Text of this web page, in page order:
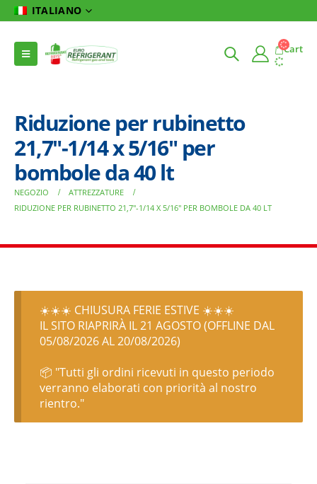
ITALIANO
Cart
Riduzione per rubinetto
21,7″-1/14 x 5/16″ per
bombole da 40 lt
NEGOZIO
ATTREZZATURE
RIDUZIONE PER RUBINETTO 21,7″-1/14 X 5/16″ PER BOMBOLE DA 40 LT
☀️☀️☀️ CHIUSURA FERIE ESTIVE ☀️☀️☀️
IL SITO RIAPRIRÀ IL 21 AGOSTO (OFFLINE DAL
05/08/2026 AL 20/08/2026)
📦 "Tutti gli ordini ricevuti in questo periodo
verranno elaborati con priorità al nostro
rientro."